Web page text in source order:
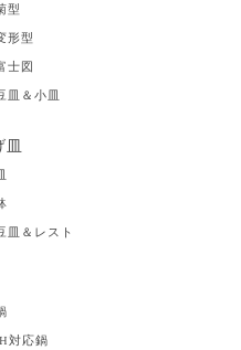
型
形型
士図
皿＆小皿
皿
皿＆レスト
対応鍋